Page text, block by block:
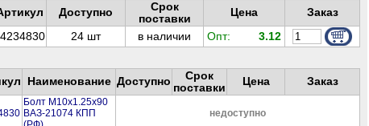
Доступно
Срок
поставки
Цена
Заказ
24 шт в наличии Опт: 3.12
Наименование Доступно
Срок
поставки
Цена Заказ
Болт М10х1.25х90
ВАЗ-21074 КПП
недоступно